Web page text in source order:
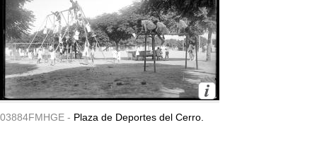
03884FMHGE - Plaza de Deportes del Cerro.